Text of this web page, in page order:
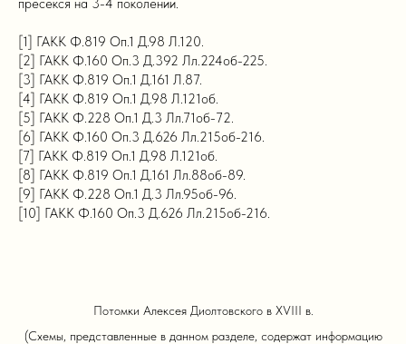
пресекся на 3-4 поколении.
[1] ГАКК Ф.819 Оп.1 Д.98 Л.120.
[2] ГАКК Ф.160 Оп.3 Д.392 Лл.224об-225.
[3] ГАКК Ф.819 Оп.1 Д.161 Л.87.
[4] ГАКК Ф.819 Оп.1 Д.98 Л.121об.
[5] ГАКК Ф.228 Оп.1 Д.3 Лл.71об-72.
[6] ГАКК Ф.160 Оп.3 Д.626 Лл.215об-216.
[7] ГАКК Ф.819 Оп.1 Д.98 Л.121об.
[8] ГАКК Ф.819 Оп.1 Д.161 Лл.88об-89.
[9] ГАКК Ф.228 Оп.1 Д.3 Лл.95об-96.
[10] ГАКК Ф.160 Оп.3 Д.626 Лл.215об-216.
Потомки Алексея Диолтовского в XVIII в.
(Схемы, представленные в данном разделе, содержат информацию